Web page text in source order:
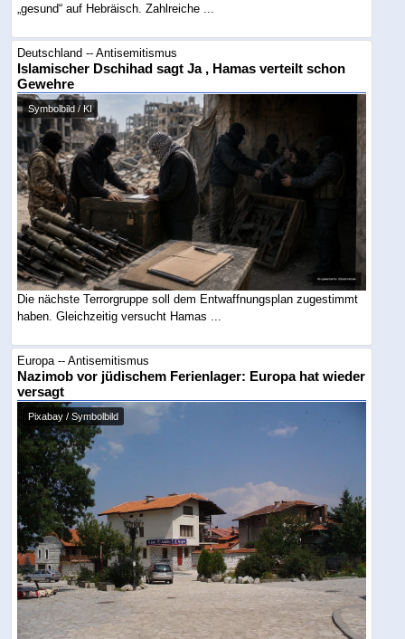
„gesund“ auf Hebräisch. Zahlreiche ...
Deutschland -- Antisemitismus
Islamischer Dschihad sagt Ja , Hamas verteilt schon
Gewehre
Symbolbild / KI
Die nächste Terrorgruppe soll dem Entwaffnungsplan zugestimmt
haben. Gleichzeitig versucht Hamas ...
Europa -- Antisemitismus
Nazimob vor jüdischem Ferienlager: Europa hat wieder
versagt
Pixabay / Symbolbild